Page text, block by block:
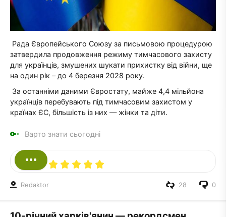
Рада Європейського Союзу за письмовою процедурою
затвердила продовження режиму тимчасового захисту
для українців, змушених шукати прихистку від війни, ще
на один рік – до 4 березня 2028 року.
За останніми даними Євростату, майже 4,4 мільйона
українців перебувають під тимчасовим захистом у
країнах ЄС, більшість із них — жінки та діти.
Варто знати сьогодні
Redaktor 0
28